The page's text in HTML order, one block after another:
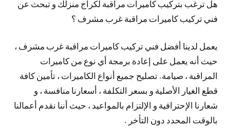
هل ترغب بتركيب كاميرات مراقبة لكراج منزلك و تبحث عن
فني تركيب كاميرات مراقبة غرب مشرف ؟
يعمل لدينا أفضل فني تركيب كاميرات مراقبة غرب مشرف ،
حيث أنه يعمل على إعادة برمجة أي نوع من كاميرات
المراقبة ، صيامة. تصليح جميع أنواع الكاميرات ، تأمين كافة
قطع الغيار الأصلية و بسعر التكلفة ، أسعارنا منافسة ، و
شعارنا الإحترافية و الإلتزام بالمواعيد ، حيث أننا نقدم أعمالنا
بالوقت المحدد دون التأخر .